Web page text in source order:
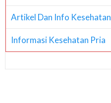
Artikel Dan Info Kesehatan
Informasi Kesehatan Pria